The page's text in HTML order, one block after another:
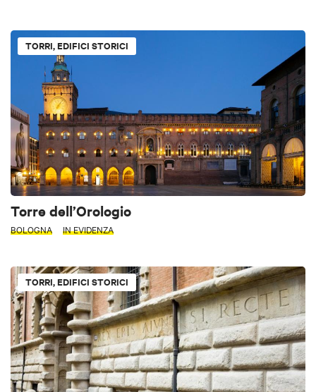
TORRI, EDIFICI STORICI
Torre dell’Orologio
BOLOGNA IN EVIDENZA
TORRI, EDIFICI STORICI